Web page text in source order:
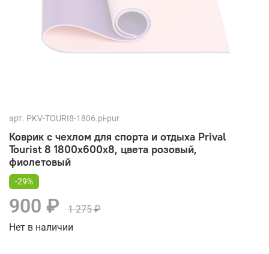
арт. PKV-TOURI8-1806.pi-pur
Коврик с чехлом для спорта и отдыха Prival
Tourist 8 1800x600x8, цвета розовый,
фиолетовый
-29%
900 ₽
1 275 ₽
Нет в наличии